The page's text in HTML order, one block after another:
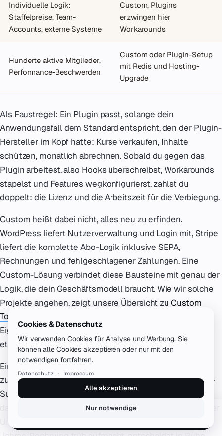
Individuelle Logik:
Staffelpreise, Team-
Accounts, externe Systeme
Custom, Plugins
erzwingen hier
Workarounds
Hunderte aktive Mitglieder,
Performance-Beschwerden
Custom oder Plugin-Setup
mit Redis und Hosting-
Upgrade
Als Faustregel: Ein Plugin passt, solange dein
Anwendungsfall dem Standard entspricht, den der Plugin-
Hersteller im Kopf hatte: Kurse verkaufen, Inhalte
schützen, monatlich abrechnen. Sobald du gegen das
Plugin arbeitest, also Hooks überschreibst, Workarounds
stapelst und Features wegkonfigurierst, zahlst du
doppelt: die Lizenz und die Arbeitszeit für die Verbiegung.
Custom heißt dabei nicht, alles neu zu erfinden.
WordPress liefert Nutzerverwaltung und Login mit, Stripe
liefert die komplette Abo-Logik inklusive SEPA,
Rechnungen und fehlgeschlagener Zahlungen. Eine
Custom-Lösung verbindet diese Bausteine mit genau der
Logik, die dein Geschäftsmodell braucht. Wie wir solche
Projekte angehen, zeigt unsere Übersicht zuCustom
Tools
Eigenbau" stellt sich bei anderen Bausteinen genauso,
etwa beimAI Chatbot für deine Website.
Ein letzter Punkt zur Migration: Der Wechsel von Plugin
zu Custom ist machbar, weil Mitgliederdaten und Stripe-
Subscriptions übertragbar sind. Teuer wird er erst, wenn
das Geschäft schon unter dem alten Setup leidet und der
Cookies & Datenschutz
Wir verwenden Cookies für Analyse und Werbung. Sie
können alle Cookies akzeptieren oder nur mit den
notwendigen fortfahren.
Datenschutz · Impressum
Alle akzeptieren
Nur notwendige